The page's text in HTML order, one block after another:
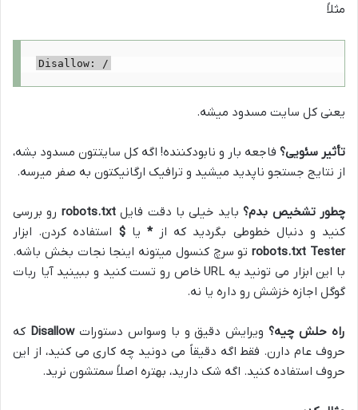
مثلاً
Disallow: /
یعنی کل سایت مسدود میشه.
تأثیر سئویی؟ فاجعه بار و نابودکننده! اگه کل سایتتون مسدود بشه،
از نتایج جستجو ناپدید میشید و ترافیک ارگانیکتون به صفر میرسه.
چطور تشخیص بدم؟باید خیلی با دقت فایلrobots.txt رو بررسی
کنید و دنبال خطوطی بگردید که از* یا$ استفاده کردن. ابزار
robots.txt Testerتو سرچ کنسول میتونه اینجا نجات بخش باشه.
با این ابزار می تونید یه URL خاص رو تست کنید و ببینید آیا ربات
گوگل اجازه خزشش رو داره یا نه.
راه حلش چیه؟ویرایش دقیق و با وسواس دستوراتDisallow که
حروف عام دارن. فقط اگه دقیقاً می دونید چه کاری می کنید، از این
حروف استفاده کنید. اگه شک دارید، بهتره اصلاً سمتشون نرید.